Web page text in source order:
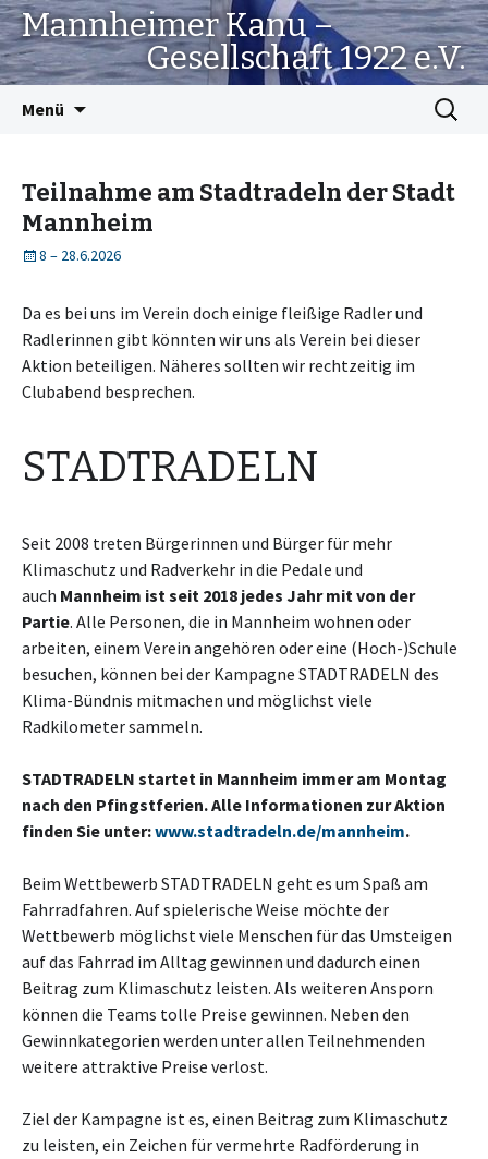
Mannheimer Kanu –
Gesellschaft 1922 e.V.
Menü
Suchen
nach:
Teilnahme am Stadtradeln der Stadt
Mannheim
8 – 28.6.2026
Da es bei uns im Verein doch einige fleißige Radler und
Radlerinnen gibt könnten wir uns als Verein bei dieser
Aktion beteiligen. Näheres sollten wir rechtzeitig im
Clubabend besprechen.
STADTRADELN
Seit 2008 treten Bürgerinnen und Bürger für mehr
Klimaschutz und Radverkehr in die Pedale und
auch Mannheim ist seit 2018 jedes Jahr mit von der
Partie. Alle Personen, die in Mannheim wohnen oder
arbeiten, einem Verein angehören oder eine (Hoch-)Schule
besuchen, können bei der Kampagne STADTRADELN des
Klima-Bündnis mitmachen und möglichst viele
Radkilometer sammeln.
STADTRADELN startet in Mannheim immer am Montag
nach den Pfingstferien. Alle Informationen zur Aktion
finden Sie unter:www.stadtradeln.de/mannheim.
Beim Wettbewerb STADTRADELN geht es um Spaß am
Fahrradfahren. Auf spielerische Weise möchte der
Wettbewerb möglichst viele Menschen für das Umsteigen
auf das Fahrrad im Alltag gewinnen und dadurch einen
Beitrag zum Klimaschutz leisten. Als weiteren Ansporn
können die Teams tolle Preise gewinnen. Neben den
Gewinnkategorien werden unter allen Teilnehmenden
weitere attraktive Preise verlost.
Ziel der Kampagne ist es, einen Beitrag zum Klimaschutz
zu leisten, ein Zeichen für vermehrte Radförderung in